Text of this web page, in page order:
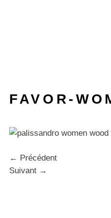
FAVOR-
← Précédent
Suivant →